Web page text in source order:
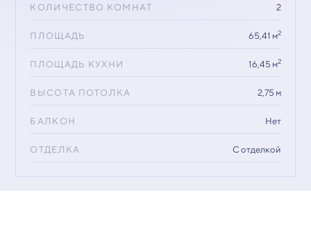
КОЛИЧЕСТВО КОМНАТ 2
ПЛОЩАДЬ 65,41 м2
ПЛОЩАДЬ КУХНИ 16,45 м2
ВЫСОТА ПОТОЛКА 2,75 м
БАЛКОН Нет
ОТДЕЛКА С отделкой